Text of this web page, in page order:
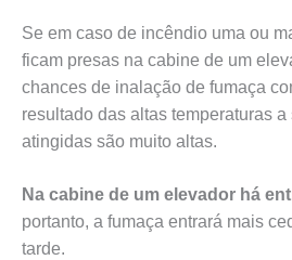
Se em caso de incêndio uma ou
ficam presas na cabine de um
chances de inalação de fumaça
resultado das altas temperaturas a
atingidas são muito altas.
Na cabine de um elevador há
portanto, a fumaça entrará mais
tarde.